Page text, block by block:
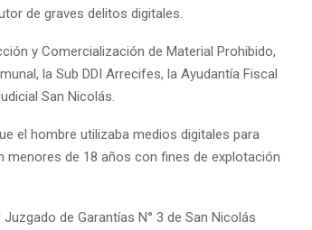
de graves delitos digitales.
y Comercialización de Material Prohibido,
la Sub DDI Arrecifes, la Ayudantía Fiscal
San Nicolás.
el hombre utilizaba medios digitales para
de 18 años con fines de explotación
de Garantías N° 3 de San Nicolás